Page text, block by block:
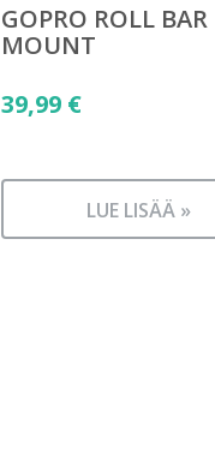
GOPRO ROLL BAR
MOUNT
39,99 €
LUE LISÄÄ »